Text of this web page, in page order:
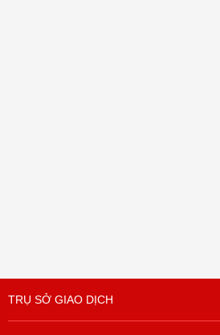
TRỤ SỞ GIAO DỊCH